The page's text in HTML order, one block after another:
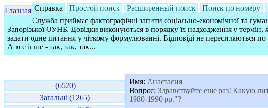
Главная Справка Простой поиск Расширенный поиск Поиск по номеру
Служба приймає фактографічні запити соціально-економічної та
Запорізької ОУНБ. Довідки виконуються в порядку їх надходження у
задати одне питання у чіткому формулюванні. Відповіді не пересилаються
А все інше - так, так, так...
(6520)
Загальні (1265)
Имя: Анастасия
Вопрос: Здравствуйте еще раз! Какую
1980-1990 рр."?